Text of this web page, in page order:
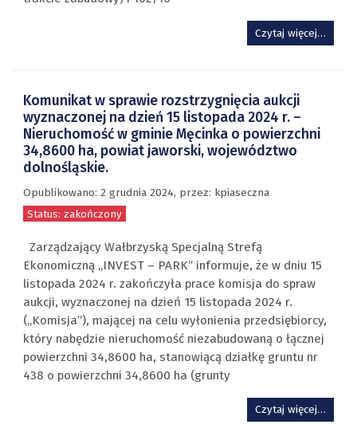
Czytaj więcej…
Komunikat w sprawie rozstrzygnięcia aukcji
wyznaczonej na dzień 15 listopada 2024 r. –
Nieruchomość w gminie Męcinka o powierzchni
34,8600 ha, powiat jaworski, województwo
dolnośląskie.
Opublikowano: 2 grudnia 2024, przez: kpiaseczna
Status: zakończony
Zarządzający Wałbrzyską Specjalną Strefą
Ekonomiczną „INVEST – PARK” informuje, że w dniu 15
listopada 2024 r. zakończyła prace komisja do spraw
aukcji, wyznaczonej na dzień 15 listopada 2024 r.
(„Komisja”), mającej na celu wyłonienia przedsiębiorcy,
który nabędzie nieruchomość niezabudowaną o łącznej
powierzchni 34,8600 ha, stanowiącą działkę gruntu nr
438 o powierzchni 34,8600 ha (grunty
Czytaj więcej…